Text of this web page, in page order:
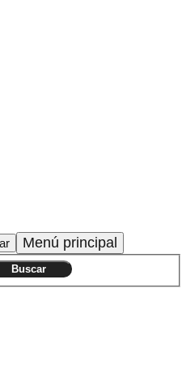
Menú principal